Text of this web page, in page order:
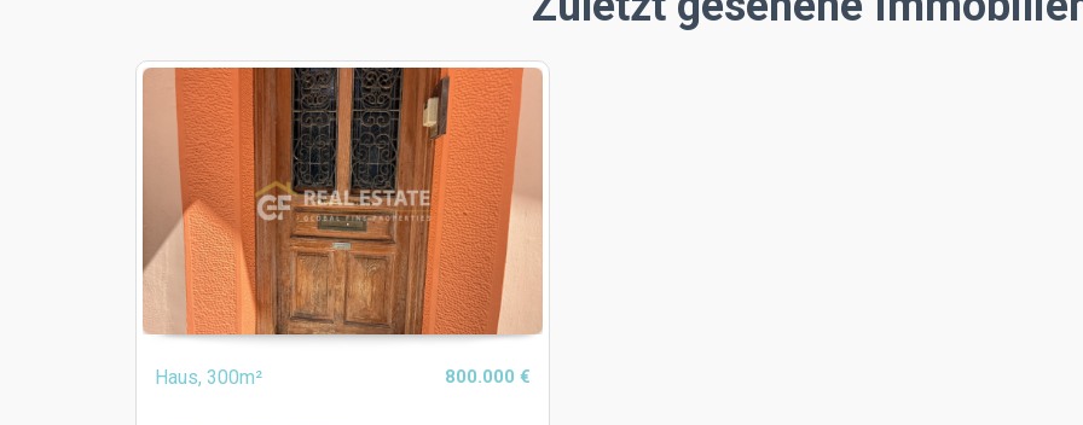
Haus, 300m² 800.000 €